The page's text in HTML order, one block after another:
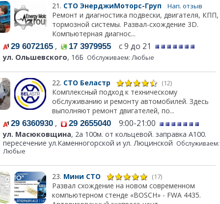
21. СТО ЭнерджиМоторс-Груп Нап. отзыв
Ремонт и диагностика подвески, двигателя, КПП,
тормозной системы. Развал-схождение 3D.
Компьютерная диагнос...
29 6072165 , 17 3979955 с 9 до 21
ул. Ольшевского, 16Б Обслуживаем: Любые
22. СТО Беластр (12)
Комплексный подход к техническому
обслуживанию и ремонту автомобилей. Здесь
выполняют ремонт двигателей, по...
29 6360930 , 29 2655040 9:00-21:00
ул. Масюковщина, 2а 100м. от кольцевой. заправка А100.
пересечение ул.Каменногорской и ул. Люцинской Обслуживаем:
Любые
23. Мини СТО (17)
Развал схождение на новом современном
компьютерном стенде «BOSCH» - FWA 4435.